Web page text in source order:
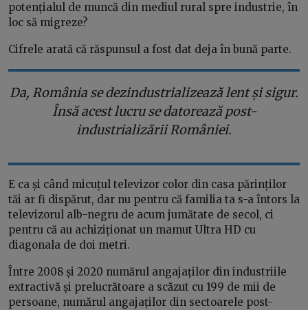
potențialul de muncă din mediul rural spre industrie, în
loc să migreze?
Cifrele arată că răspunsul a fost dat deja în bună parte.
Da, România se dezindustrializează lent și sigur.
Însă acest lucru se datorează post-
industrializării României.
E ca și când micuțul televizor color din casa părinților
tăi ar fi dispărut, dar nu pentru că familia ta s-a întors la
televizorul alb-negru de acum jumătate de secol, ci
pentru că au achiziționat un mamut Ultra HD cu
diagonala de doi metri.
Între 2008 și 2020 numărul angajaților din industriile
extractivă și prelucrătoare a scăzut cu 199 de mii de
persoane, numărul angajaților din sectoarele post-